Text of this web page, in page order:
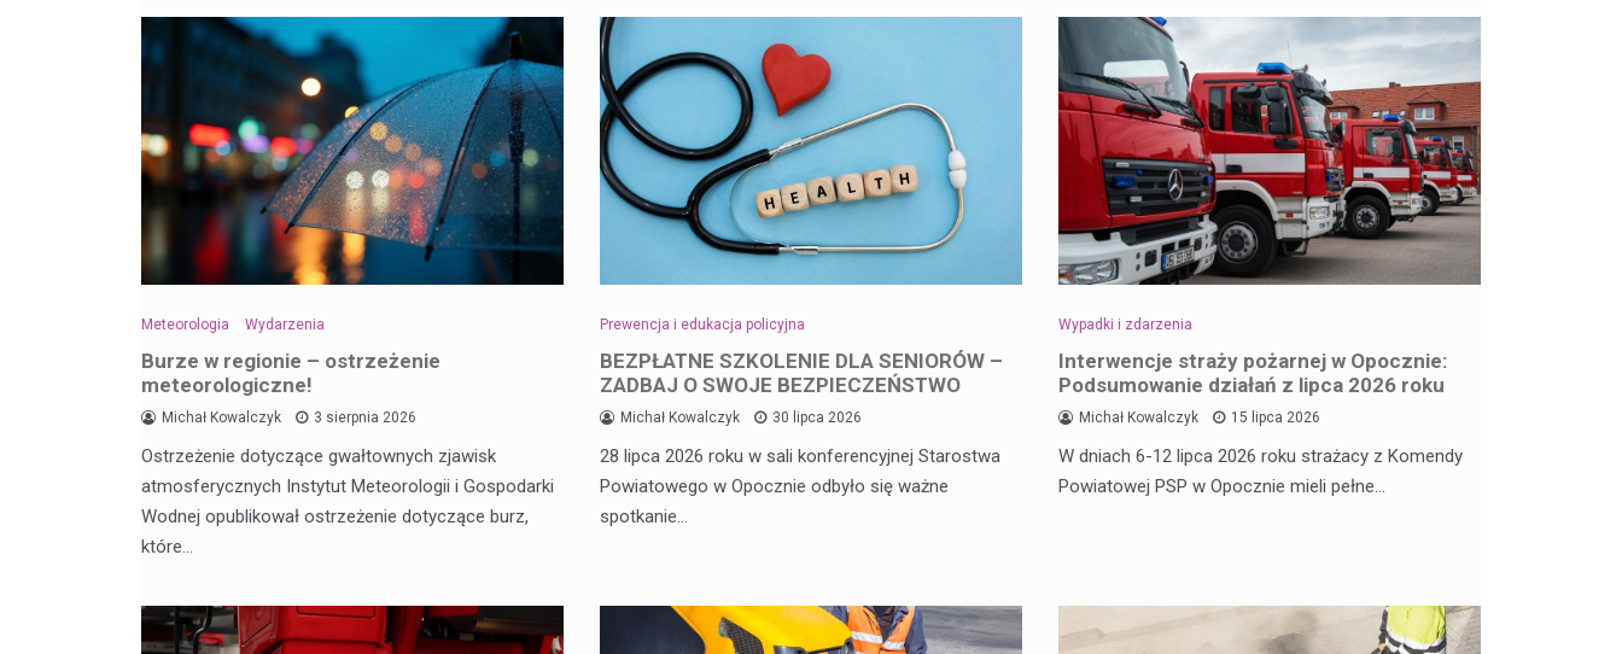
Meteorologia Wydarzenia
Burze w regionie – ostrzeżenie
meteorologiczne!
Michał Kowalczyk 3 sierpnia 2026
Ostrzeżenie dotyczące gwałtownych zjawisk
atmosferycznych Instytut Meteorologii i Gospodarki
Wodnej opublikował ostrzeżenie dotyczące burz,
które…
Prewencja i edukacja policyjna
BEZPŁATNE SZKOLENIE DLA SENIORÓW –
ZADBAJ O SWOJE BEZPIECZEŃSTWO
Michał Kowalczyk 30 lipca 2026
28 lipca 2026 roku w sali konferencyjnej Starostwa
Powiatowego w Opocznie odbyło się ważne
spotkanie…
Wypadki i zdarzenia
Interwencje straży pożarnej w Opocznie:
Podsumowanie działań z lipca 2026 roku
Michał Kowalczyk 15 lipca 2026
W dniach 6-12 lipca 2026 roku strażacy z Komendy
Powiatowej PSP w Opocznie mieli pełne…